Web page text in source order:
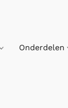
Onderdelen